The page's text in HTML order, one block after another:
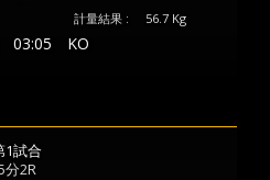
計量結果 : 56.7 Kg
03:05 KO
1試合
分2R